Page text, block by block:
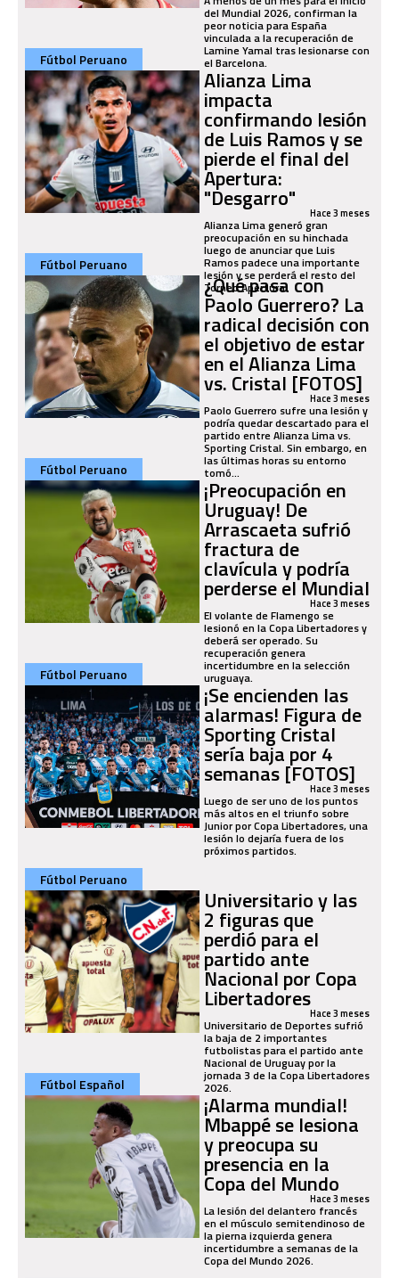
del Mundial 2026, confirman la
peor noticia para España
vinculada a la recuperación de
Lamine Yamal tras lesionarse con
el Barcelona.
Fútbol Peruano
Alianza Lima
impacta
confirmando lesión
de Luis Ramos y se
pierde el final del
Apertura:
"Desgarro" Hace 3 meses
Alianza Lima generó gran
preocupación en su hinchada
luego de anunciar que Luis
Ramos padece una importante
lesión y se perderá el resto del
Torneo Apertura.
Fútbol Peruano
¿Qué pasa con
Paolo Guerrero? La
radical decisión con
el objetivo de estar
en el Alianza Lima
vs. Cristal [FOTOS]
Hace 3 meses
Paolo Guerrero sufre una lesión y
podría quedar descartado para el
partido entre Alianza Lima vs.
Sporting Cristal. Sin embargo, en
las últimas horas su entorno
tomó...
Fútbol Peruano
¡Preocupación en
Uruguay! De
Arrascaeta sufrió
fractura de
clavícula y podría
perderse el Mundial
Hace 3 meses
El volante de Flamengo se
lesionó en la Copa Libertadores y
deberá ser operado. Su
recuperación genera
incertidumbre en la selección
uruguaya.
Fútbol Peruano
¡Se encienden las
alarmas! Figura de
Sporting Cristal
sería baja por 4
semanas [FOTOS]
Hace 3 meses
Luego de ser uno de los puntos
más altos en el triunfo sobre
Junior por Copa Libertadores, una
lesión lo dejaría fuera de los
próximos partidos.
Fútbol Peruano
Universitario y las
2 figuras que
perdió para el
partido ante
Nacional por Copa
LibertadoresHace 3 meses
Universitario de Deportes sufrió
la baja de 2 importantes
futbolistas para el partido ante
Nacional de Uruguay por la
jornada 3 de la Copa Libertadores
2026.
Fútbol Español
¡Alarma mundial!
Mbappé se lesiona
y preocupa su
presencia en la
Copa del MundoHace 3 meses
La lesión del delantero francés
en el músculo semitendinoso de
la pierna izquierda genera
incertidumbre a semanas de la
Copa del Mundo 2026.